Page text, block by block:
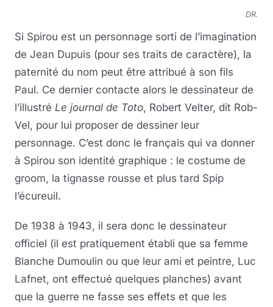
DR.
Si Spirou est un personnage sorti de l’imagination
de Jean Dupuis (pour ses traits de caractère), la
paternité du nom peut être attribué à son fils
Paul. Ce dernier contacte alors le dessinateur de
l’illustré Le journal de Toto, Robert Velter, dit Rob-
Vel, pour lui proposer de dessiner leur
personnage. C’est donc le français qui va donner
à Spirou son identité graphique : le costume de
groom, la tignasse rousse et plus tard Spip
l’écureuil.
De 1938 à 1943, il sera donc le dessinateur
officiel (il est pratiquement établi que sa femme
Blanche Dumoulin ou que leur ami et peintre, Luc
Lafnet, ont effectué quelques planches) avant
que la guerre ne fasse ses effets et que les